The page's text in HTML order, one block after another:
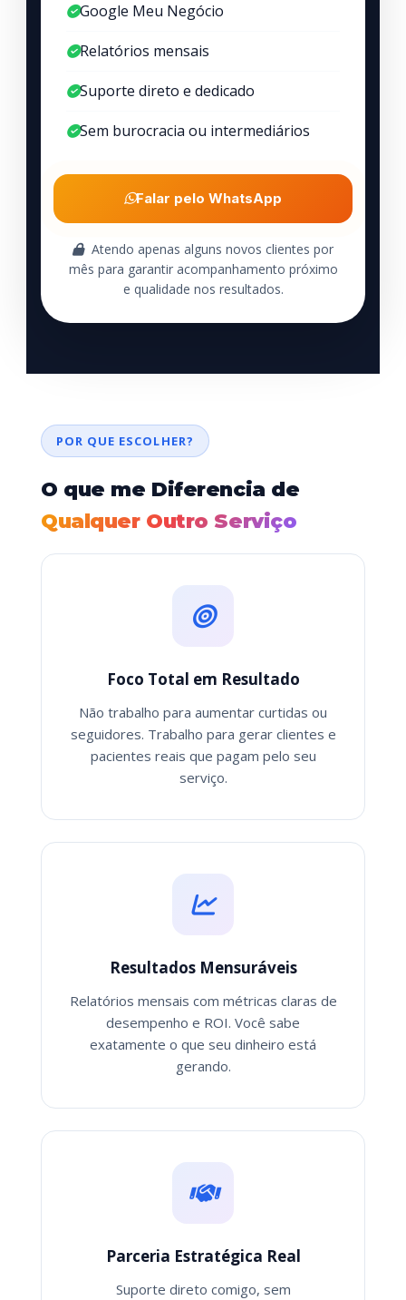
Google Meu Negócio
Relatórios mensais
Suporte direto e dedicado
Sem burocracia ou intermediários
Falar pelo WhatsApp
Atendo apenas alguns novos clientes por
mês para garantir acompanhamento próximo
e qualidade nos resultados.
POR QUE ESCOLHER?
O que me Diferencia de
Qualquer Outro Serviço
Foco Total em Resultado
Não trabalho para aumentar curtidas ou
seguidores. Trabalho para gerar clientes e
pacientes reais que pagam pelo seu
serviço.
Resultados Mensuráveis
Relatórios mensais com métricas claras de
desempenho e ROI. Você sabe
exatamente o que seu dinheiro está
gerando.
Parceria Estratégica Real
Suporte direto comigo, sem